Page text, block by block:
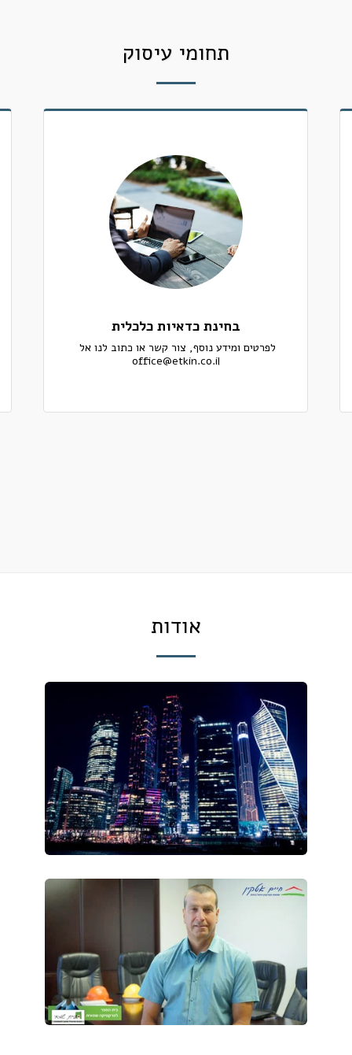
תחומי עיסוק
בחינת כדאיות כלכלית
office@etkin.co.il
אודות